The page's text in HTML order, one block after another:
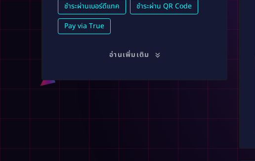
ชำระผ่านเบอร์ดีแทค
ชำระผ่าน QR Code
Pay via True
อ่านเพิ่มเติม